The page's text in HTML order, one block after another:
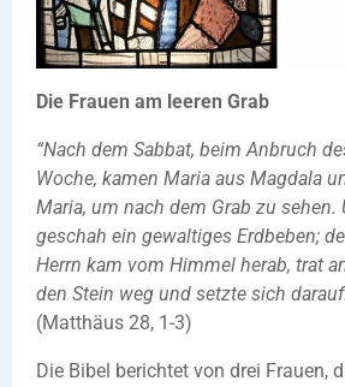
Die Frauen am leeren Grab
“Nach dem Sabbat, beim Anbruch
Woche, kamen Maria aus Magdala
Maria, um nach dem Grab zu sehen.
geschah ein gewaltiges Erdbeben;
Herrn kam vom Himmel herab, trat
den Stein weg und setzte sich
(Matthäus 28, 1-3)
Die Bibel berichtet von drei Frauen,